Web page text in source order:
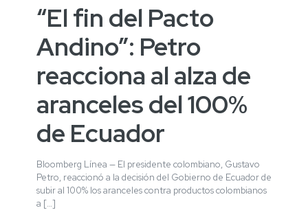
“El fin del Pacto
Andino”: Petro
reacciona al alza de
aranceles del 100%
de Ecuador
Bloomberg Línea — El presidente colombiano, Gustavo
Petro, reaccionó a la decisión del Gobierno de Ecuador de
subir al 100% los aranceles contra productos colombianos
a […]